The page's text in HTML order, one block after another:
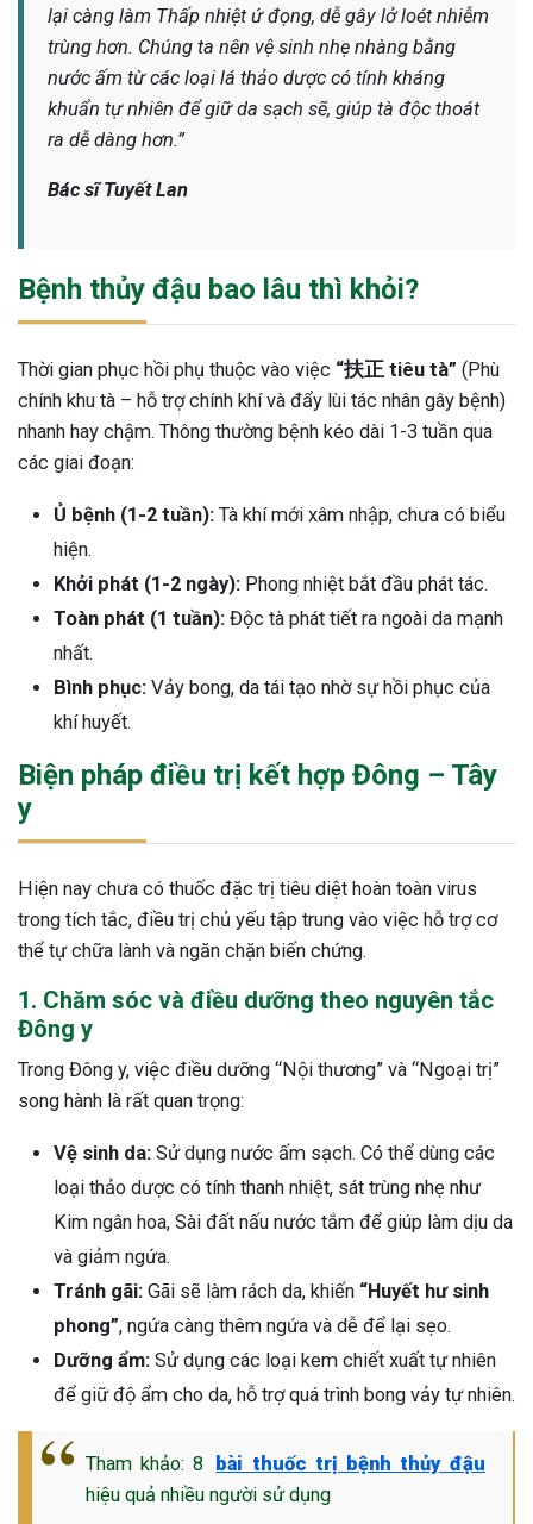
lại càng làm Thấp nhiệt ứ đọng, dễ gây lở loét nhiễm
trùng hơn. Chúng ta nên vệ sinh nhẹ nhàng bằng
nước ấm từ các loại lá thảo dược có tính kháng
khuẩn tự nhiên để giữ da sạch sẽ, giúp tà độc thoát
ra dễ dàng hơn.”
Bác sĩ Tuyết Lan
Bệnh thủy đậu bao lâu thì khỏi?
Thời gian phục hồi phụ thuộc vào việc “扶正 tiêu tà” (Phù
chính khu tà – hỗ trợ chính khí và đẩy lùi tác nhân gây bệnh)
nhanh hay chậm. Thông thường bệnh kéo dài 1-3 tuần qua
các giai đoạn:
Ủ bệnh (1-2 tuần): Tà khí mới xâm nhập, chưa có biểu
hiện.
Khởi phát (1-2 ngày): Phong nhiệt bắt đầu phát tác.
Toàn phát (1 tuần): Độc tà phát tiết ra ngoài da mạnh
nhất.
Bình phục: Vảy bong, da tái tạo nhờ sự hồi phục của
khí huyết.
Biện pháp điều trị kết hợp Đông – Tây
y
Hiện nay chưa có thuốc đặc trị tiêu diệt hoàn toàn virus
trong tích tắc, điều trị chủ yếu tập trung vào việc hỗ trợ cơ
thể tự chữa lành và ngăn chặn biến chứng.
1. Chăm sóc và điều dưỡng theo nguyên tắc
Đông y
Trong Đông y, việc điều dưỡng “Nội thương” và “Ngoại trị”
song hành là rất quan trọng:
Vệ sinh da: Sử dụng nước ấm sạch. Có thể dùng các
loại thảo dược có tính thanh nhiệt, sát trùng nhẹ như
Kim ngân hoa, Sài đất nấu nước tắm để giúp làm dịu da
và giảm ngứa.
Tránh gãi: Gãi sẽ làm rách da, khiến “Huyết hư sinh
phong”, ngứa càng thêm ngứa và dễ để lại sẹo.
Dưỡng ẩm: Sử dụng các loại kem chiết xuất tự nhiên
để giữ độ ẩm cho da, hỗ trợ quá trình bong vảy tự nhiên.
Tham khảo: 8
bài thuốc trị bệnh thủy đậu
hiệu quả nhiều người sử dụng